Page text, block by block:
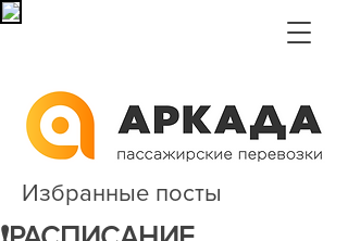
Избранные посты